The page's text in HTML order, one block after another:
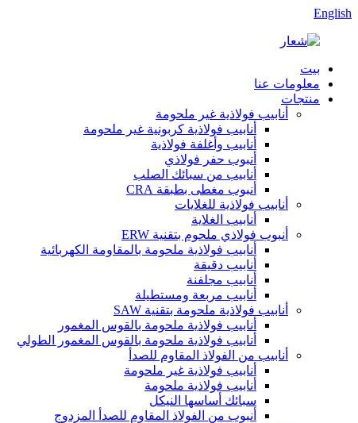
English
بيت
معلومات عنا
منتجات
أنابيب فولاذية غير ملحومة
أنابيب فولاذية كربونية غير ملحومة
أنابيب وأغلفة فولاذية
أنبوب حفر فولاذي
أنابيب من سبائك الصلب
أنبوب مغطى بطبقة CRA
أنابيب فولاذية للغلايات
أنابيب الغلاية
أنبوب فولاذي ملحوم بتقنية ERW
أنابيب فولاذية ملحومة بالمقاومة الكهربائية
أنابيب دقيقة
أنابيب مجلفنة
أنابيب مربعة ومستطيلة
أنابيب فولاذية ملحومة بتقنية SAW
أنابيب فولاذية ملحومة بالقوس المغمور
أنابيب فولاذية ملحومة بالقوس المغمور الطولي
أنابيب من الفولاذ المقاوم للصدأ
أنابيب فولاذية غير ملحومة
أنابيب فولاذية ملحومة
سبائك أساسها النيكل
أنبوب من الفولاذ المقاوم للصدأ المزدوج